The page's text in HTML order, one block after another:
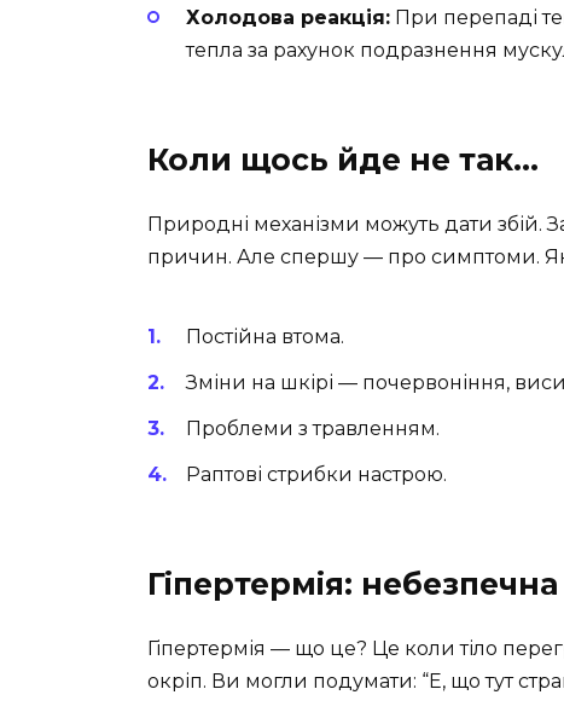
Холодова реакція: При перепаді
тепла за рахунок подразнення
Коли щось йде не так…
Природні механізми можуть дати збій.
причин. Але спершу — про симптоми.
Постійна втома.
Зміни на шкірі — почервоніння,
Проблеми з травленням.
Раптові стрибки настрою.
Гіпертермія:
Гіпертермія — що це? Це коли тіло
окріп. Ви могли подумати: “Е, що тут